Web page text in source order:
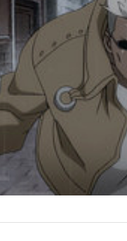
跡
ォンス・エルリック:釘
クス・ルイ・アームスト